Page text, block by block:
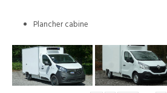
Plancher cabine